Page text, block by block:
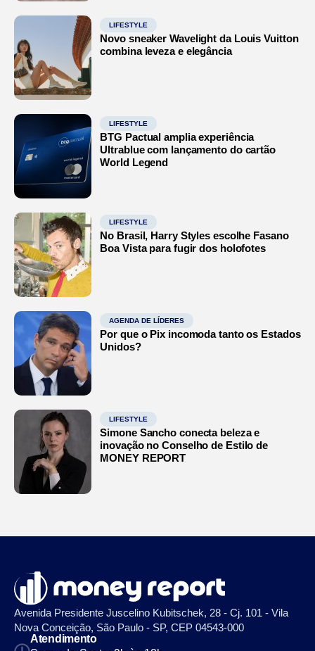
LIFESTYLE
Novo sneaker Wavelight da Louis Vuitton
combina leveza e elegância
LIFESTYLE
BTG Pactual amplia experiência
Ultrablue com lançamento do cartão
World Legend
LIFESTYLE
No Brasil, Harry Styles escolhe Fasano
Boa Vista para fugir dos holofotes
AGENDA DE LÍDERES
Por que o Pix incomoda tanto os Estados
Unidos?
LIFESTYLE
Simone Sancho conecta beleza e
inovação no Conselho de Estilo de
MONEY REPORT
Avenida Presidente Juscelino Kubitschek, 28 - Cj. 101 - Vila
Nova Conceição, São Paulo - SP, CEP 04543-000
Atendimento